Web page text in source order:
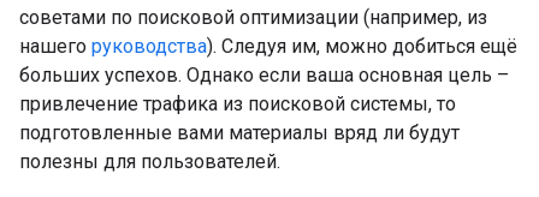
советами по поисковой оптимизации (например, из
нашего руководства). Следуя им, можно добиться ещё
больших успехов. Однако если ваша основная цель –
привлечение трафика из поисковой системы, то
подготовленные вами материалы вряд ли будут
полезны для пользователей.